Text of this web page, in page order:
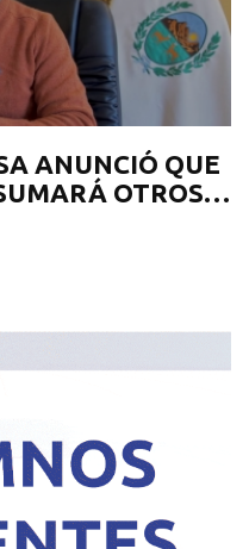
ANUNCIÓ QUE
OTROS